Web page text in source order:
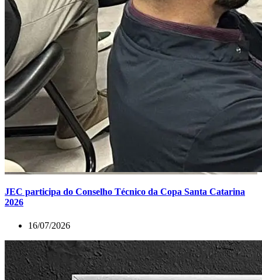
JEC participa do Conselho Técnico da Copa Santa Catarina
2026
16/07/2026